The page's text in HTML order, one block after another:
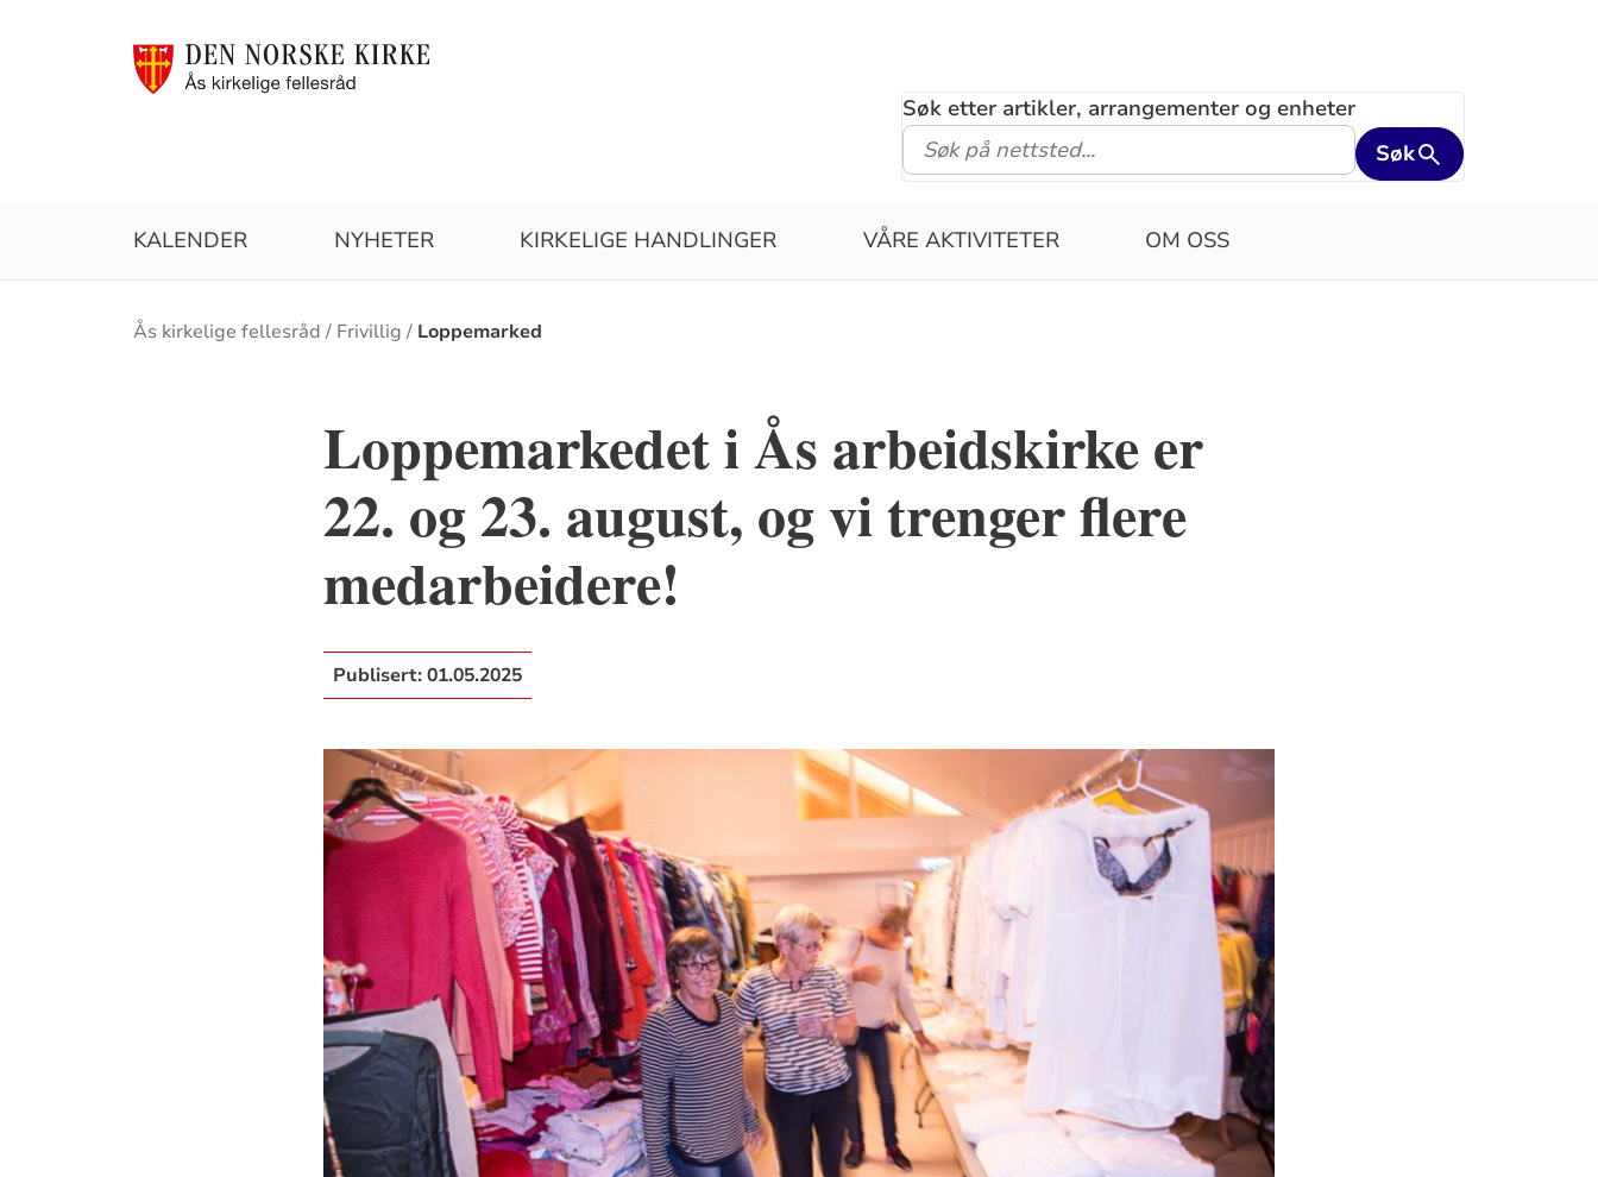
Søk etter artikler, arrangementer og enheter
Søk
KALENDER NYHETER KIRKELIGE HANDLINGER VÅRE AKTIVITETER OM OSS
Brødsmulesti
Ås kirkelige fellesråd Frivillig Loppemarked
Loppemarkedet i Ås arbeidskirke er
22. og 23. august, og vi trenger flere
medarbeidere!
Publisert:01.05.2025